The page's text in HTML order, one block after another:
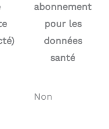
abonnement
pour les
données
santé
Non